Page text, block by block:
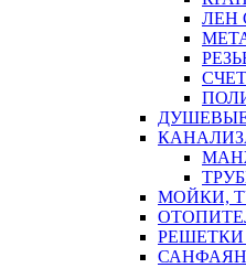
ЛЕН
МОЙКИ,